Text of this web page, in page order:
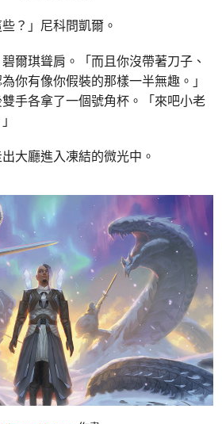
？」尼科問凱爾。
爾琪聳肩。「而且你沒帶著刀子、
你有像你假裝的那樣一半無趣。」
手各拿了一個號角杯。「來吧小老
大廳進入凍結的微光中。